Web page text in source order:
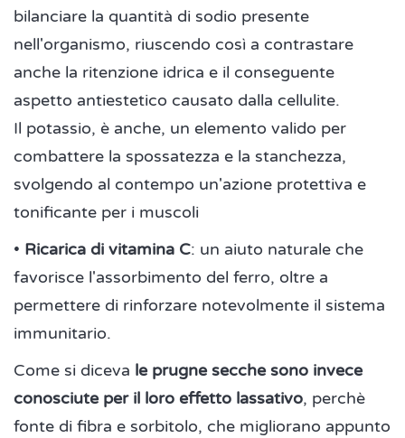
bilanciare la quantità di sodio presente
nell'organismo, riuscendo così a contrastare
anche la ritenzione idrica e il conseguente
aspetto antiestetico causato dalla cellulite.
Il potassio, è anche, un elemento valido per
combattere la spossatezza e la stanchezza,
svolgendo al contempo un'azione protettiva e
tonificante per i muscoli
• Ricarica di vitamina C: un aiuto naturale che
favorisce l'assorbimento del ferro, oltre a
permettere di rinforzare notevolmente il sistema
immunitario.
Come si diceva le prugne secche sono invece
conosciute per il loro effetto lassativo, perchè
fonte di fibra e sorbitolo, che migliorano appunto